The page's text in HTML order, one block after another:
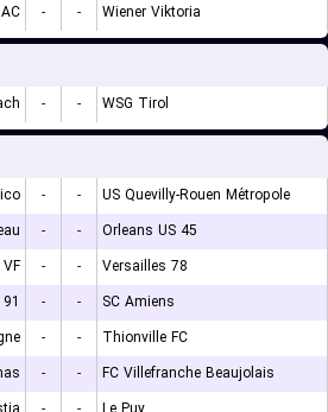
- - Wiener Viktoria
- - WSG Tirol
- -
US Quevilly-Rouen Métropole
- -
Orleans US 45
- -
Versailles 78
- -
SC Amiens
- -
Thionville FC
- -
FC Villefranche Beaujolais